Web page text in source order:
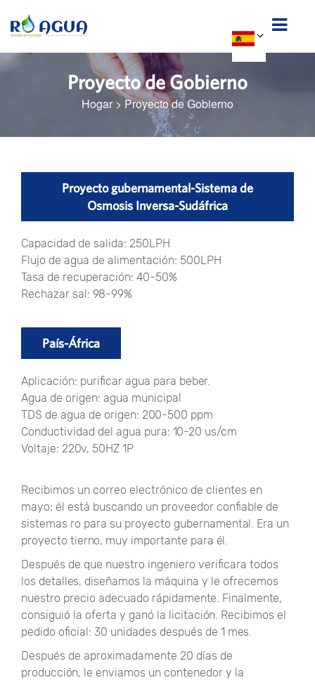
Proyecto de Gobierno
Hogar >Proyecto de Gobierno
Proyecto gubernamental-Sistema de
Osmosis Inversa-Sudáfrica
Capacidad de salida: 250LPH
Flujo de agua de alimentación: 500LPH
Tasa de recuperación: 40-50%
Rechazar sal: 98-99%
País-África
Aplicación: purificar agua para beber.
Agua de origen: agua municipal
TDS de agua de origen: 200-500 ppm
Conductividad del agua pura: 10-20 us/cm
Voltaje: 220v, 50HZ 1P
Recibimos un correo electrónico de clientes en
mayo; él está buscando un proveedor confiable de
sistemas ro para su proyecto gubernamental. Era un
proyecto tierno, muy importante para él.
Después de que nuestro ingeniero verificara todos
los detalles, diseñamos la máquina y le ofrecemos
nuestro precio adecuado rápidamente. Finalmente,
consiguió la oferta y ganó la licitación. Recibimos el
pedido oficial: 30 unidades después de 1 mes.
Después de aproximadamente 20 días de
producción, le enviamos un contenedor y la